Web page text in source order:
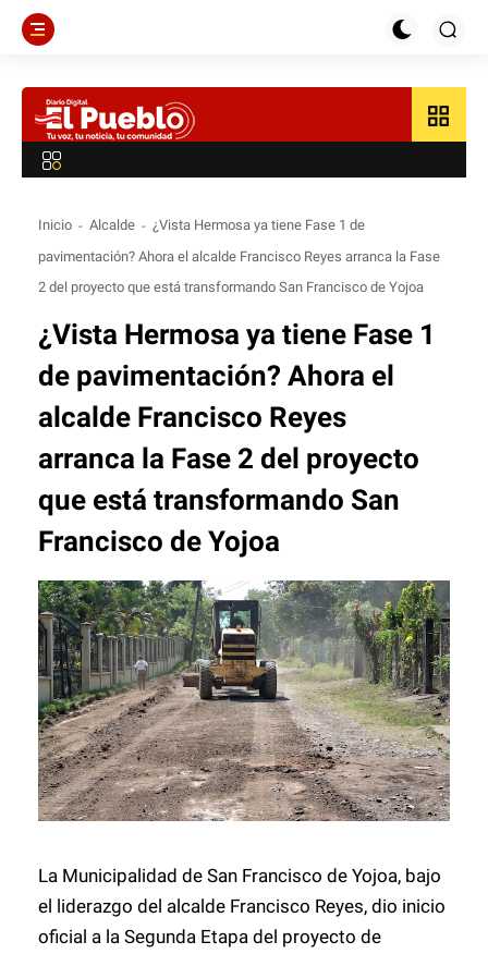
grid_view
Inicio Alcalde
¿Vista Hermosa ya tiene Fase 1 de
pavimentación? Ahora el alcalde Francisco Reyes arranca la Fase
2 del proyecto que está transformando San Francisco de Yojoa
¿Vista Hermosa ya tiene Fase 1
de pavimentación? Ahora el
alcalde Francisco Reyes
arranca la Fase 2 del proyecto
que está transformando San
Francisco de Yojoa
La Municipalidad de San Francisco de Yojoa, bajo
el liderazgo del alcalde Francisco Reyes, dio inicio
oficial a la Segunda Etapa del proyecto de